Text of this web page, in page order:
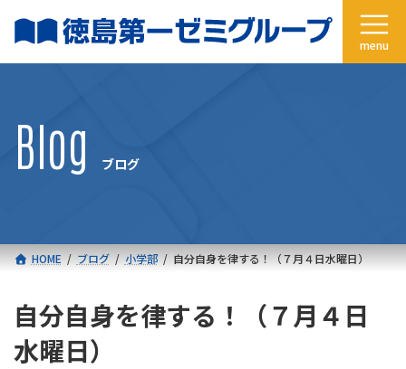
ン
ー
Blog ブログ
HOME ブログ 小学部 自分自身を律する！（７月４日水曜日）
自分自身を律する！（７月４日
水曜日）